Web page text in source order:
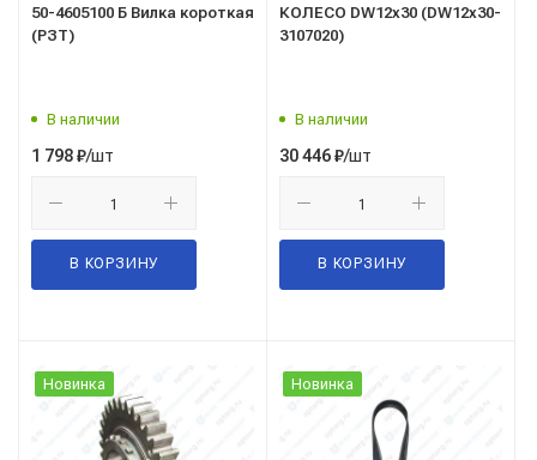
50-4605100 Б Вилка короткая
(РЗТ)
В наличии
1 798₽/шт
В КОРЗИНУ
КОЛЕСО DW12х30 (DW12х30-
3107020)
В наличии
30 446₽/шт
В КОРЗИНУ
Новинка Новинка